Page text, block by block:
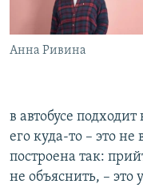
Анна Ривина
в автобусе
его куда-то – это
построена так:
не объяснить, – это